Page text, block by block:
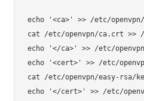
echo '<ca>' >> /etc/
cat /etc/openvpn/ca.crt >>
echo '</ca>' >> /etc/
echo '<cert>' >> /etc/
cat /etc/openvpn/easy-rsa/
echo '</cert>' >> /etc/